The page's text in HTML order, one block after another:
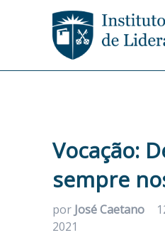
Vocação:
sempre
por José Caetano
2021